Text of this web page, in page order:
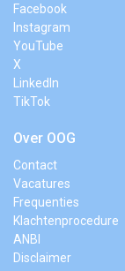
Facebook
Instagram
YouTube
X
LinkedIn
TikTok
Over OOG
Contact
Vacatures
Frequenties
Klachtenprocedure
ANBI
Disclaimer